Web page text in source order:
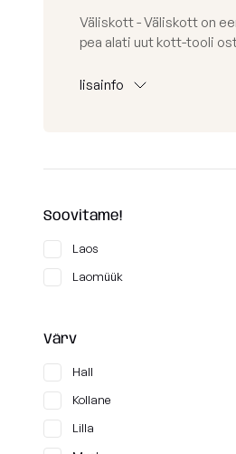
Populaarsed kategooriad
Laos
info@slowdown.ee
Kontakt
Väliskott - Väliskott on
pea alati uut kott-tooli
lisainfo
Soovitame!
Laos
Laomüük
Värv
Hall
Kollane
Lilla